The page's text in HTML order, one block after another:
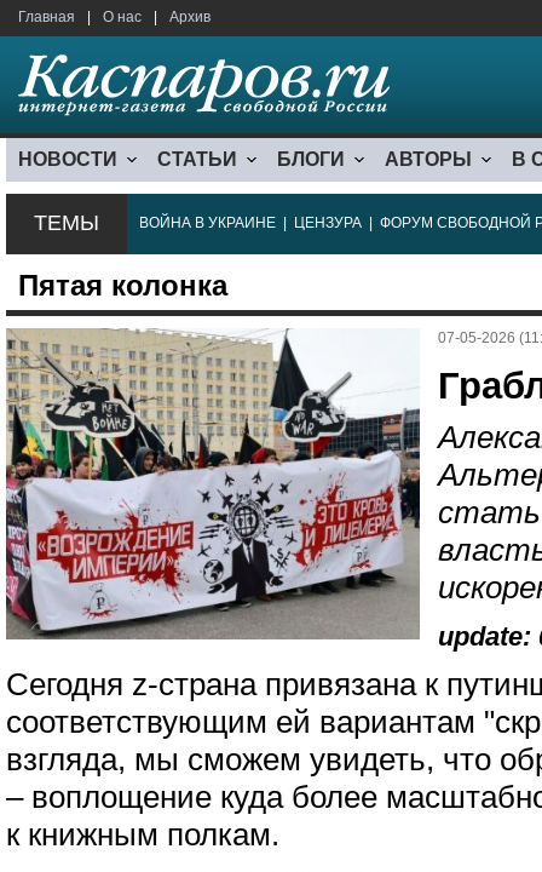
Главная О нас Архив
НОВОСТИ СТАТЬИ БЛОГИ АВТОРЫ В
ТЕМЫ ВОЙНА В УКРАИНЕ ЦЕНЗУРА ФОРУМ СВОБОДНОЙ
Пятая колонка
07-05-2026
update:
Сегодня z-страна привязана к
соответствующим ей вариантам
взгляда, мы сможем увидеть, что
– воплощение куда более
к книжным полкам.